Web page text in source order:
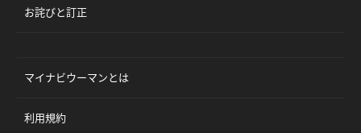
お詫びと訂正
マイナビウーマンとは
利用規約